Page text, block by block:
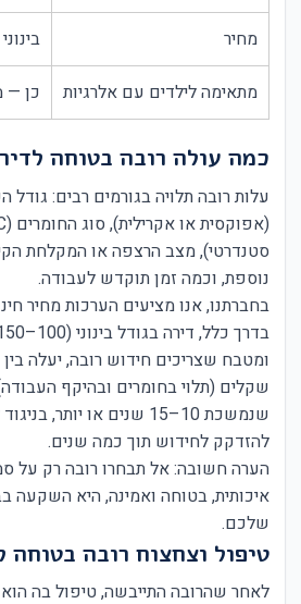
מחיר
מתאימה לילדים עם אלרגיות כן —
כמה עולה רובה בטוחה
עלות רובה תלויה בגורמים רבים:
סטנדרטי), מצב הרצפה או המקלחת
נוספת, וכמה זמן תוקדש לעבודה.
בחברתנו, אנו מציעים הערכות מחיר
שקלים (תלוי בחומרים ובהיקף
שנמשכת 10–15 שנים או
להזדקק לחידוש תוך כמה שנים.
הערה חשובה: אל תבחרו רובה רק על
איכותית, בטוחה ואמינה, היא השקעה
שלכם.
טיפול וצחצוח רובה בטוחה
לאחר שהרובה התייבשה, טיפול בה